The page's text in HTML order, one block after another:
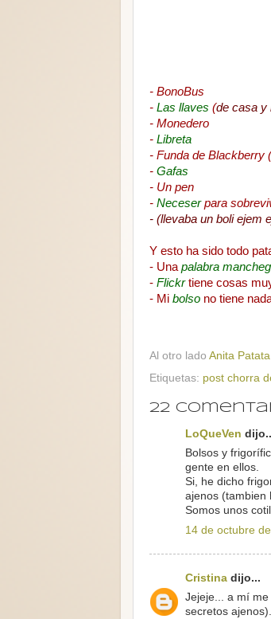
- BonoBus
- Las llaves (de casa y
- Monedero
- Libreta
- Funda de Blackberry (
- Gafas
- Un pen
- Neceserpara
- (llevaba un boli ejem
Y esto ha sido todo
- Una palabra
- Flickrtiene cosas
- Mi bolso no tiene
Al otro lado Anita
Etiquetas: post chorra
22
LoQueVen
Bolsos y
gente en ellos.
Si, he dicho
ajenos (tambien
Somos unos
14 de octubre
Cristina dijo...
Jejeje... a mí
secretos